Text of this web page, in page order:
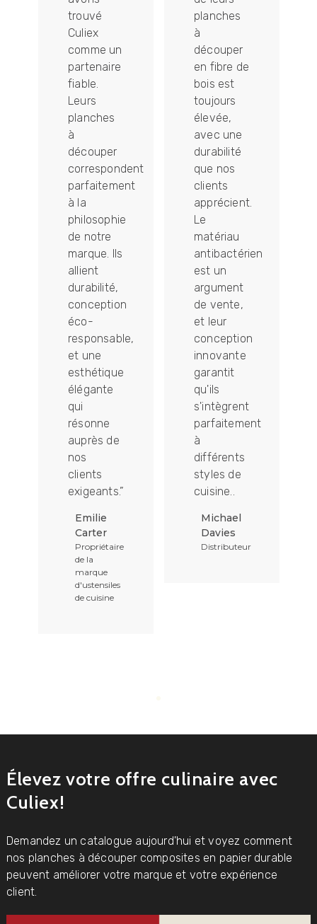
trouvé
Culiex
comme un
partenaire
fiable.
Leurs
planches
à
découper
correspondent
parfaitement
à la
philosophie
de notre
marque. Ils
allient
durabilité,
conception
éco-
responsable,
et une
esthétique
élégante
qui
résonne
auprès de
nos
clients
exigeants.”
Emilie
Carter
Propriétaire
de la
marque
d'ustensiles
de cuisine
planches
à
découper
en fibre de
bois est
toujours
élevée,
avec une
durabilité
que nos
clients
apprécient.
Le
matériau
antibactérien
est un
argument
de vente,
et leur
conception
innovante
garantit
qu'ils
s'intègrent
parfaitement
à
différents
styles de
cuisine..
Michael
Davies
Distributeur
Élevez votre offre culinaire avec
Culiex!
Demandez un catalogue aujourd'hui et voyez comment
nos planches à découper composites en papier durable
peuvent améliorer votre marque et votre expérience
client.